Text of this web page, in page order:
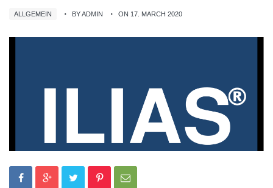
ALLGEMEIN BY ADMIN ON 17. MARCH 2020